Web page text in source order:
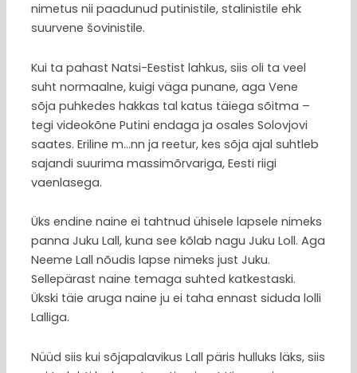
nimetus nii paadunud putinistile, stalinistile ehk
suurvene šovinistile.
Kui ta pahast Natsi-Eestist lahkus, siis oli ta veel
suht normaalne, kuigi väga punane, aga Vene
sõja puhkedes hakkas tal katus täiega sõitma –
tegi videokõne Putini endaga ja osales Solovjovi
saates. Eriline m…nn ja reetur, kes sõja ajal suhtleb
sajandi suurima massimõrvariga, Eesti riigi
vaenlasega.
Üks endine naine ei tahtnud ühisele lapsele nimeks
panna Juku Lall, kuna see kõlab nagu Juku Loll. Aga
Neeme Lall nõudis lapse nimeks just Juku.
Sellepärast naine temaga suhted katkestaski.
Ükski täie aruga naine ju ei taha ennast siduda lolli
Lalliga.
Nüüd siis kui sõjapalavikus Lall päris hulluks läks, siis